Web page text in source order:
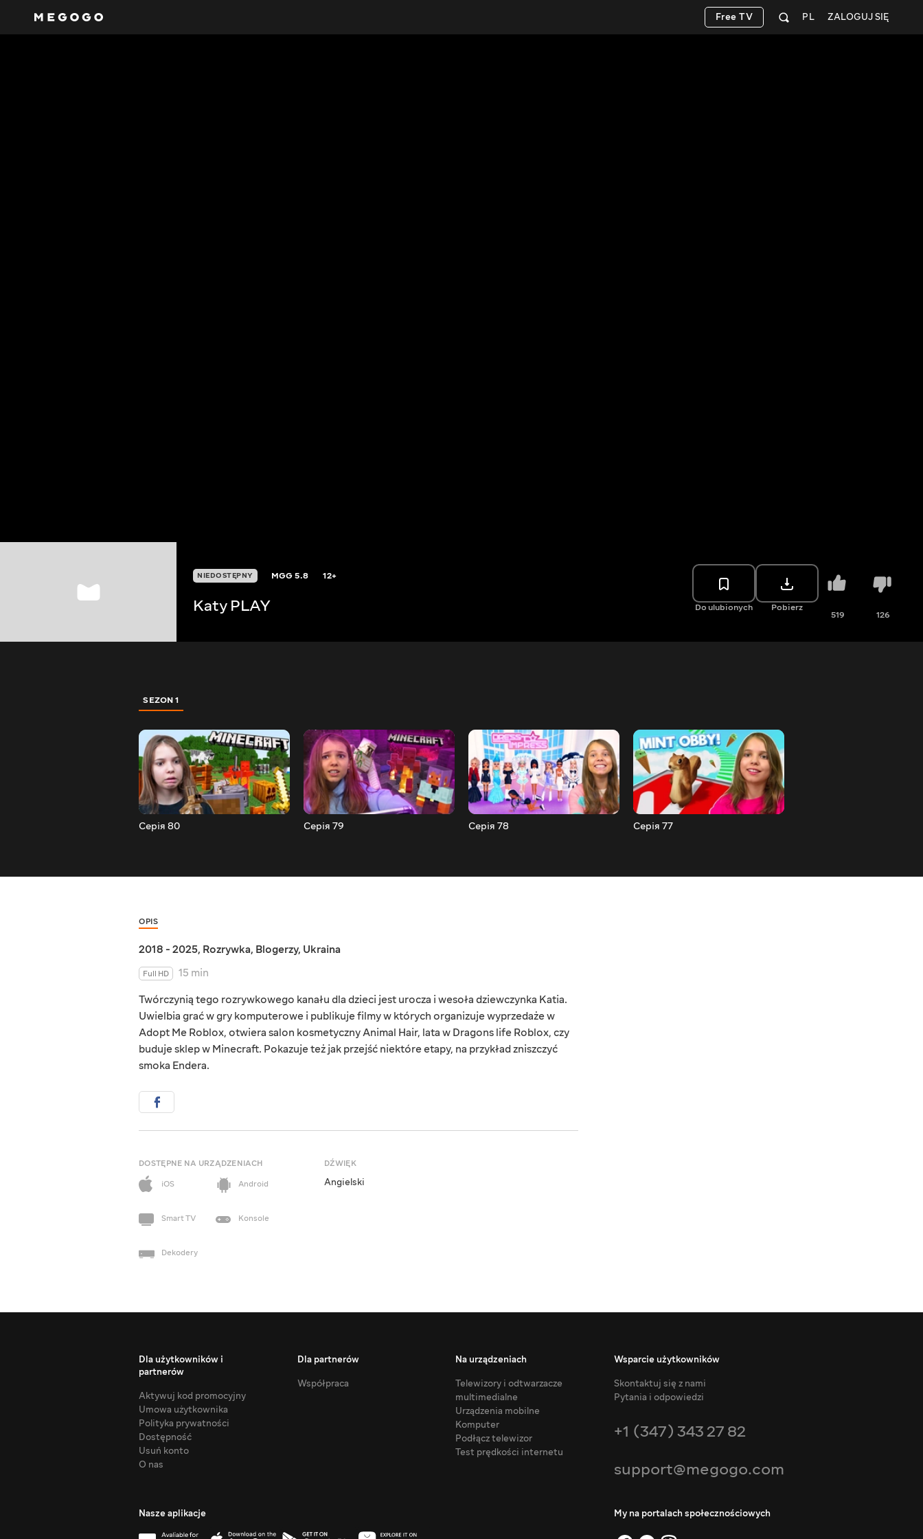
ZALOGUJ SIĘ
PL
Free TV
NIEDOSTĘPNY MGG5.8 12+
Katy PLAY Do ulubionych Pobierz
519 126
SEZON 1
Серія 80 Серія 79 Серiя 78 Серія 77
OPIS
2018 - 2025, Rozrywka, Blogerzy, Ukraina
Full HD
15 min
Twórczynią tego rozrywkowego kanału dla dzieci jest urocza i wesoła dziewczynka Katia.
Uwielbia grać w gry komputerowe i publikuje filmy w których organizuje wyprzedaże w
Adopt Me Roblox, otwiera salon kosmetyczny Animal Hair, lata w Dragons life Roblox, czy
buduje sklep w Minecraft. Pokazuje też jak przejść niektóre etapy, na przykład zniszczyć
smoka Endera.
DOSTĘPNE NA URZĄDZENIACH
iOS
Android
Smart TV Konsole
Dekodery
DŹWIĘK
Angielski
Dla użytkowników i
partnerów
Aktywuj kod promocyjny
Umowa użytkownika
Polityka prywatności
Dostępność
Usuń konto
O nas
Dla partnerów
Współpraca
Na urządzeniach
Telewizory i odtwarzacze
multimedialne
Urządzenia mobilne
Komputer
Podłącz telewizor
Test prędkości internetu
Wsparcie użytkowników
Skontaktuj się z nami
Pytania i odpowiedzi
+1 (347) 343 27 82
support@megogo.com
Nasze aplikacje My na portalach społecznościowych